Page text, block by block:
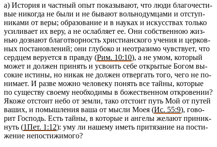
а) Ис­то­рия и част­ный опыт по­ка­зы­ва­ют, что люди бла­го­че­сти­
вые ни­ко­гда не были и не бы­ва­ют воль­но­дум­ца­ми и от­ступ­
ни­ка­ми от веры; об­ра­зо­ва­ние и в на­у­ках и ис­кус­ствах толь­ко
уси­ли­ва­ет их веру, а не ослаб­ля­ет ее. Они соб­ствен­ною жиз­
нью до­зна­ют бла­го­твор­ность хри­сти­ан­ско­го уче­ния и цер­ков­
ных по­ста­нов­ле­ний; они глу­бо­ко и неот­ра­зи­мо чув­ству­ет, что
серд­цем ве­ру­ет­ся в прав­ду (Рим. 10:10), а не умом, ко­то­рый
может и дол­жен при­нять и усво­ить себе от­кры­тые Богом вы­
со­кие ис­ти­ны, но никак не дол­жен от­вер­гать того, чего не по­
ни­ма­ет. И разве можно че­ло­ве­ку по­нять все тайны, ко­то­рые
по су­ще­ству сво­е­му необ­хо­ди­мы в бо­же­ствен­ном от­кро­ве­нии?
Якоже от­сто­ит небо от земли, тако от­сто­ит путь Мой от путей
ваших, и по­мыш­ле­ния ваша от мысли Моея (Ис. 55:9), го­во­
рит Гос­подь. Есть тайны, в ко­то­рые и ан­ге­лы же­ла­ют при­ник­
нуть (1Пет. 1:12): уму ли на­ше­му иметь при­тя­за­ние на по­сти­
же­ние непо­сти­жи­мо­го?